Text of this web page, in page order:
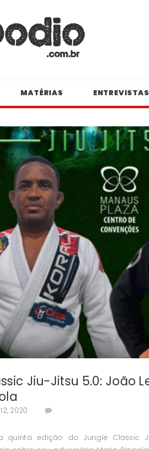
MATÉRIAS ENTREVISTAS
Jiu-Jitsu 5.0: João
2020
quinta edição do Jungle Classic